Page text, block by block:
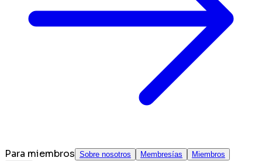
Para miembros Sobre nosotros Membresías
Miembros